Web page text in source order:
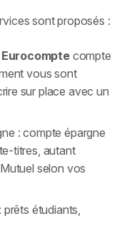
sont proposés :
compte
vous sont
sur place avec un
: compte épargne
titres, autant
selon vos
étudiants,